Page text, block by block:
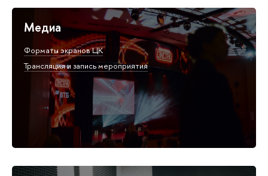
Медиа
Форматы экранов ЦК
Трансляция и запись мероприятия